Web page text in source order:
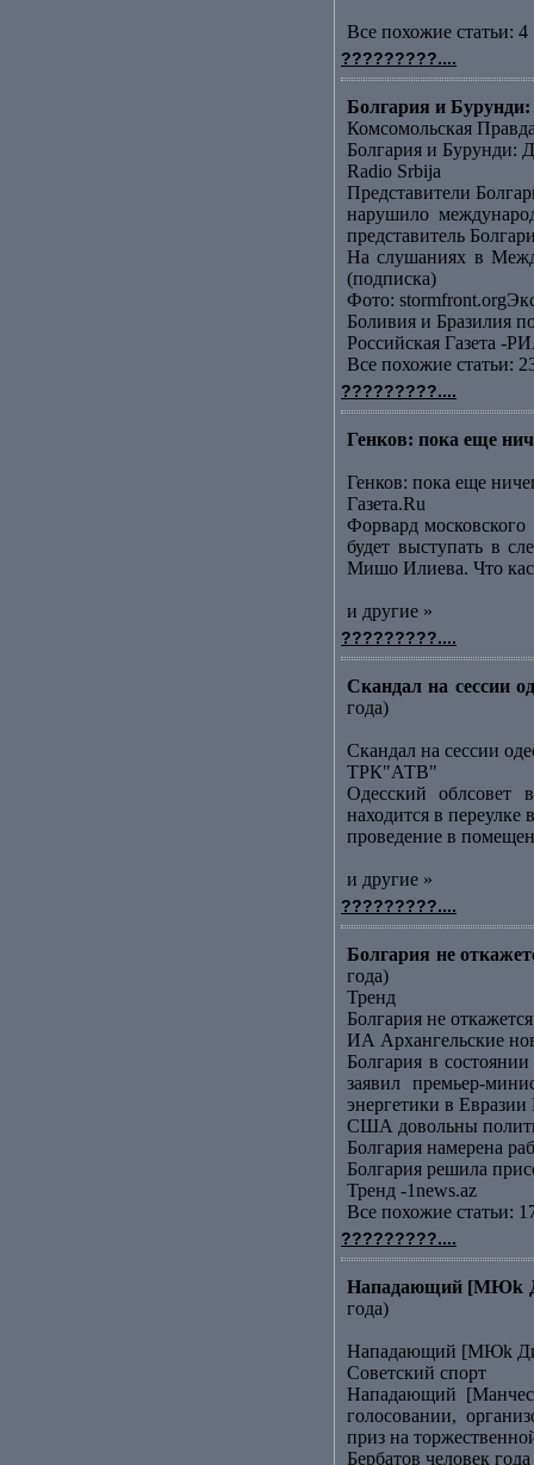
Все похожие статьи: 4
?????????....
Болгария и Бурунди:
Комсомольская
Болгария и Бурунди:
Radio Srbija
Представители
нарушило
представитель
На слушаниях в
(подписка)
Фото:
Боливия и Бразилия
Российская Газета -
Все похожие статьи:
?????????....
Генков: пока еще
Генков: пока еще
Газета.Ru
Форвард
будет выступать в
Мишо Илиева. Что
и другие »
?????????....
Скандал на сессии
года)
Скандал на сессии
ТРК"АТВ"
Одесский облсовет
находится в
проведение в
и другие »
?????????....
Болгария не
года)
Тренд
Болгария не
ИА Архангельские
Болгария в
заявил премьер-
энергетики в
США довольны
Болгария намерена
Болгария решила
Тренд -1news.az
Все похожие статьи:
?????????....
Нападающий [МЮk
года)
Нападающий [МЮk
Советский спорт
Нападающий
голосовании,
приз на
Бербатов человек